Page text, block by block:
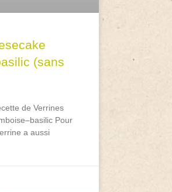
(sans
de Verrines
Pour
a aussi